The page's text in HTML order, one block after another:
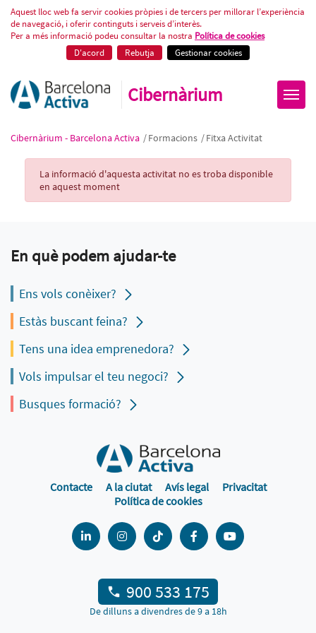
Fitxa Activitat
Aquest lloc web fa servir cookies pròpies i de tercers per millorar l’experiència
de navegació, i oferir continguts i serveis d’interès.
Per a més informació podeu consultar la nostra Política de cookies
D'acord
Rebutja Gestionar cookies
Cibernàrium
Cibernàrium - Barcelona Activa /Formacions /Fitxa Activitat
Activity Record
La informació d'aquesta activitat no es troba disponible
en aquest moment
En què podem ajudar-te
Ens vols conèixer?
Estàs buscant feina?
Tens una idea emprenedora?
Vols impulsar el teu negoci?
Busques formació?
Contacte A la ciutat Avís legal
Privacitat
Política de cookies
900 533 175
De dilluns a divendres de 9 a 18h